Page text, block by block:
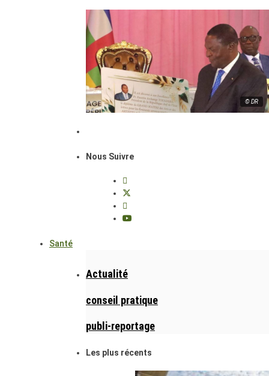
© DR
Nous Suivre
Santé
Actualité
conseil pratique
publi-reportage
Les plus récents